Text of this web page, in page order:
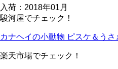
入荷：2018年01月
駿河屋でチェック！
カナヘイの小動物 ピスケ＆う
楽天市場でチェック！